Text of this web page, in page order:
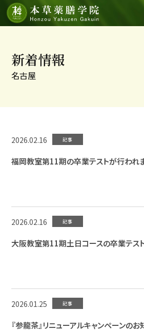
新着情報
名古屋
2026.02.16 記事
福岡教室第11期の卒業テストが行われ
2026.02.16 記事
大阪教室第11期土日コースの卒業テス
2026.01.25 記事
『参龍茶』リニューアルキャンペーンのお